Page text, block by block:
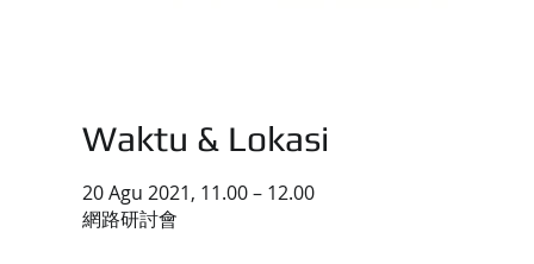
Waktu & Lokasi
20 Agu 2021, 11.00 – 12.00
網路研討會